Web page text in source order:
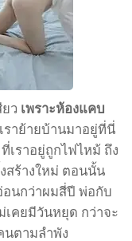
ยว เพราะห้องแคบ
ราย้ายบ้านมาอยู่ที่นี่
เราอยู่ถูกไฟไหม้ ถึง
สร้างใหม่ ตอนนั้น
อนกว่าผมสี่ปี พ่อกับ
คยมีวันหยุด กว่าจะ
นตามลำพัง